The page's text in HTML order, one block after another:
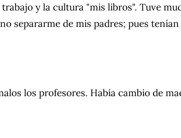
y la cultura "mis libros". Tuve
separarme de mis padres; pues
los profesores. Había cambio de